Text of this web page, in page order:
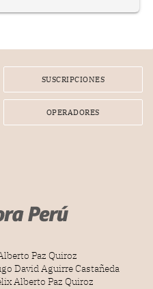
SUSCRIPCIONES
OPERADORES
Paz Quiroz
David Aguirre Castañeda
Alberto Paz Quiroz